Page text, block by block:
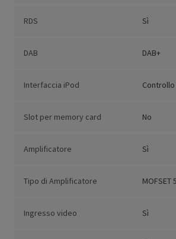
RDS Sì
DAB DAB+
Interfaccia iPod
Slot per memory card No
Amplificatore Sì
Tipo di Amplificatore MOFSET
Ingresso video Sì